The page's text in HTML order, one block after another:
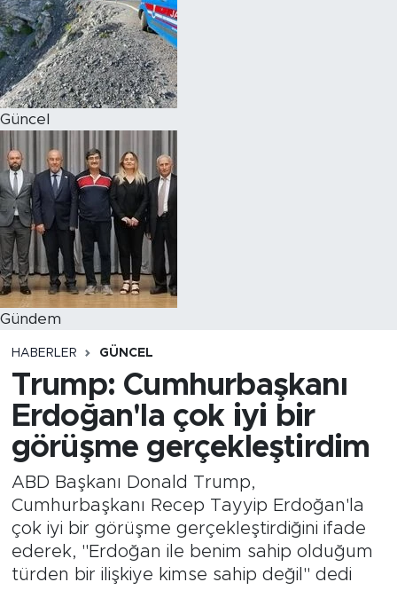
Güncel
Gündem
HABERLER GÜNCEL
Trump: Cumhurbaşkanı
Erdoğan'la çok iyi bir
görüşme gerçekleştirdim
ABD Başkanı Donald Trump,
Cumhurbaşkanı Recep Tayyip Erdoğan'la
çok iyi bir görüşme gerçekleştirdiğini ifade
ederek, "Erdoğan ile benim sahip olduğum
türden bir ilişkiye kimse sahip değil" dedi
Magazin
Özel Haber
Politika
Resmi İlanlar
Sağlık
Spor
Turizm